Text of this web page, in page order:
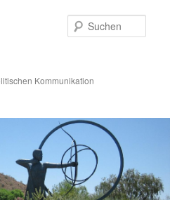
Kommunikation